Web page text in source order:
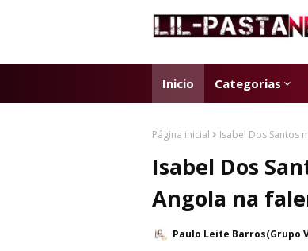
Inicio Categorias
Página inicial Isabel Dos Santos
Isabel Dos
Angola na
Paulo Leite Barros(Grupo